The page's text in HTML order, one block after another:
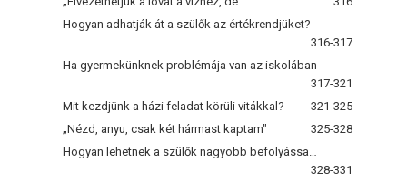
Hogyan adhatják át a szülők az értékrendjüket?
316-317
Ha gyermekünknek problémája van az iskolában
317-321
Mit kezdjünk a házi feladat körüli vitákkal?
321-325
„Nézd, anyu, csak két hármast kaptam"
325-328
328-331